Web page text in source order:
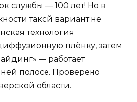
службы — 100 лет! Но в
такой вариант не
технология
плёнку, затем
— работает
полосе. Проверено
области.